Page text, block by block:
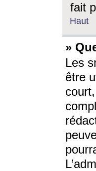
fait
Haut
»
Les
être